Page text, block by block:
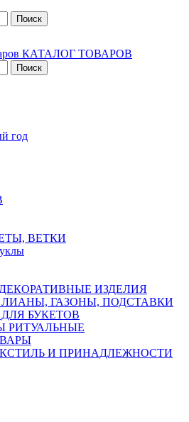
КАТАЛОГ ТОВАРОВ
год
ВЕТКИ
ИЗДЕЛИЯ
ЛИАНЫ, ГАЗОНЫ, ПОДСТАВКИ
БУКЕТОВ
РИТУАЛЬНЫЕ
И ПРИНАДЛЕЖНОСТИ